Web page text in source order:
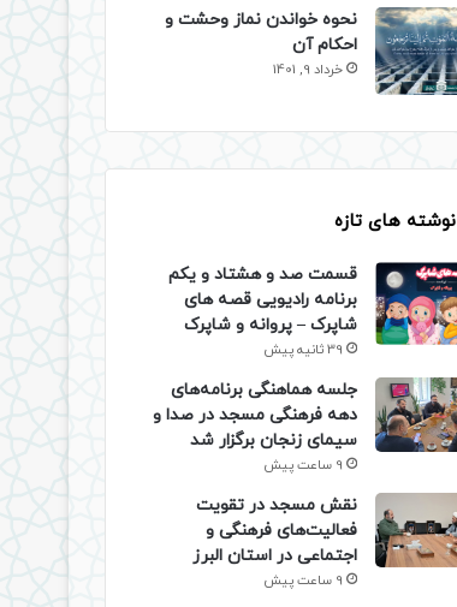
نحوه خواندن نماز وحشت و
احکام آن
خرداد 9, 1401
نوشته های تازه
قسمت صد و هشتاد و یکم
برنامه رادیویی قصه های
شاپرک – پروانه و شاپرک
39 ثانیه پیش
جلسه هماهنگی برنامه‌های
دهه فرهنگی مسجد در صدا و
سیمای زنجان برگزار شد
9 ساعت پیش
نقش مسجد در تقویت
فعالیت‌های فرهنگی و
اجتماعی در استان البرز
9 ساعت پیش